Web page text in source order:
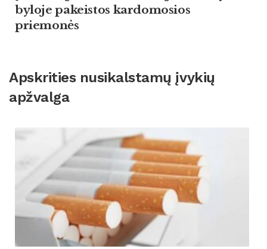
byloje pakeistos kardomosios
priemonės
Apskrities nusikalstamų įvykių
apžvalga